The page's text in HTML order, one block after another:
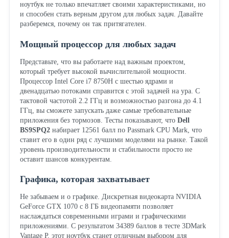
ноутбук не только впечатляет своими характеристиками, но
и способен стать верным другом для любых задач. Давайте
разберемся, почему он так притягателен.
Мощный процессор для любых задач
Представьте, что вы работаете над важным проектом,
который требует высокой вычислительной мощности.
Процессор Intel Core i7 8750H с шестью ядрами и
двенадцатью потоками справится с этой задачей на ура. С
тактовой частотой 2.2 ГГц и возможностью разгона до 4.1
ГГц, вы сможете запускать даже самые требовательные
приложения без тормозов. Тесты показывают, что Dell
BS9SPQ2набирает 12561 балл по Passmark CPU Mark, что
ставит его в один ряд с лучшими моделями на рынке. Такой
уровень производительности и стабильности просто не
оставит шансов конкурентам.
Графика, которая захватывает
Не забываем и о графике. Дискретная видеокарта NVIDIA
GeForce GTX 1070 с 8 ГБ видеопамяти позволяет
наслаждаться современными играми и графическими
приложениями. С результатом 34389 баллов в тесте 3DMark
Vantage P, этот ноутбук станет отличным выбором для